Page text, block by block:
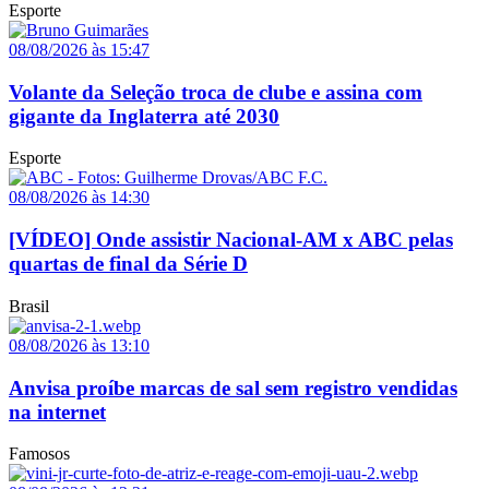
Esporte
08/08/2026 às 15:47
Volante da Seleção troca de clube e assina com
gigante da Inglaterra até 2030
Esporte
08/08/2026 às 14:30
[VÍDEO] Onde assistir Nacional-AM x ABC pelas
quartas de final da Série D
Brasil
08/08/2026 às 13:10
Anvisa proíbe marcas de sal sem registro vendidas
na internet
Famosos